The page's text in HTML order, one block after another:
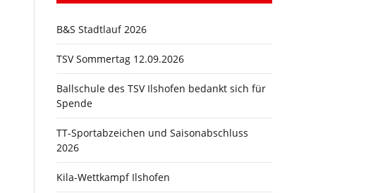
B&S Stadtlauf 2026
TSV Sommertag 12.09.2026
Ballschule des TSV Ilshofen bedankt sich für
Spende
TT-Sportabzeichen und Saisonabschluss
2026
Kila-Wettkampf Ilshofen